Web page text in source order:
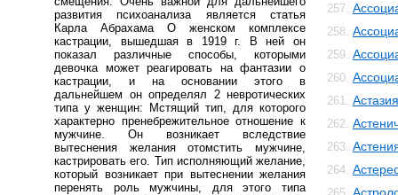
развития психоанализа является статья
Карла Абрахама О женском комплексе
кастрации, вышедшая в 1919 г. В ней он
показал различные способы, которыми
девочка может реагировать на фантазии о
кастрации, и на основании этого в
дальнейшем он определял 2 невротических
типа у женщин: Мстящий тип, для которого
характерно пренебрежительное отношение к
мужчине. Он возникает вследствие
вытеснения желания отомстить мужчине,
кастрировать его. Тип исполняющий желание,
который возникает при вытеснении желания
перенять роль мужчины, для этого типа
257.
258.
259.
260.
261. Астазия
262.
263.
264.